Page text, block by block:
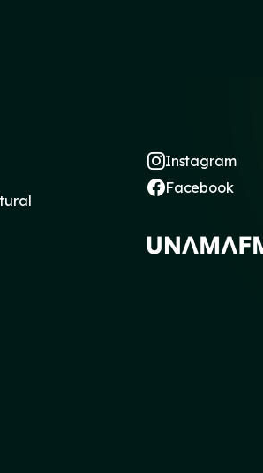
Instagram
Facebook